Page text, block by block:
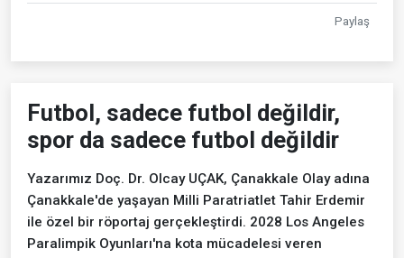
Paylaş
Futbol, sadece futbol değildir,
spor da sadece futbol değildir
Yazarımız Doç. Dr. Olcay UÇAK, Çanakkale Olay adına
Çanakkale'de yaşayan Milli Paratriatlet Tahir Erdemir
ile özel bir röportaj gerçekleştirdi. 2028 Los Angeles
Paralimpik Oyunları'na kota mücadelesi veren